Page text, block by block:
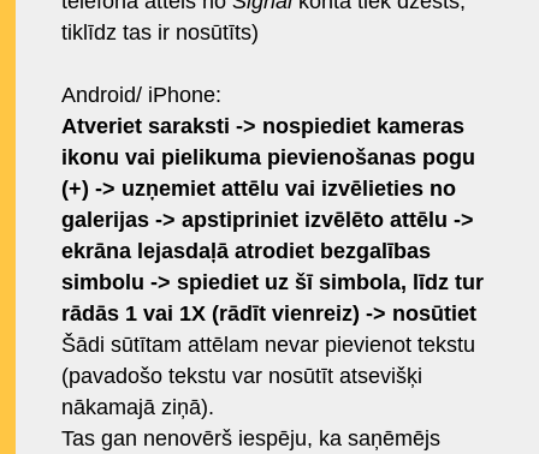
tiklīdz tas ir nosūtīts)
Android/ iPhone:
Atveriet saraksti -> nospiediet kameras
ikonu vai pielikuma pievienošanas pogu
(+) -> uzņemiet attēlu vai izvēlieties no
galerijas -> apstipriniet izvēlēto attēlu ->
ekrāna lejasdaļā atrodiet bezgalības
simbolu -> spiediet uz šī simbola, līdz tur
rādās 1 vai 1X (rādīt vienreiz) -> nosūtiet
Šādi sūtītam attēlam nevar pievienot tekstu
(pavadošo tekstu var nosūtīt atsevišķi
nākamajā ziņā).
Tas gan nenovērš iespēju, ka saņēmējs